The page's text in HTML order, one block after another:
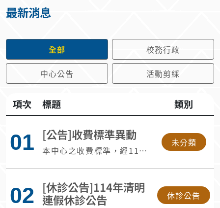
最新消息
全部 校務行政
中心公告 活動剪綵
項次 標題 類別
01 [公告]收費標準異動
本中心之收費標準，經114
年1月1日起實施，請各送檢
者留意。
未分類
02 [休診公告]114年清明
連假休診公告
休診公告